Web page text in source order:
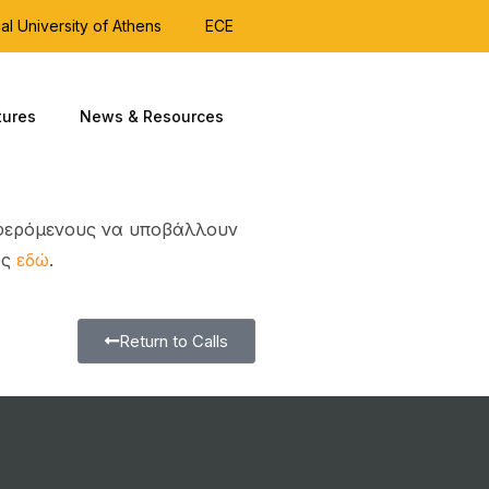
University of Athens ECE
News & Resources
να υποβάλλουν
εδώ.
Return to Calls